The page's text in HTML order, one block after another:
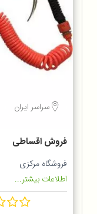
سراسر ایران
فروش اقساطی
فروشگاه مرکزی
اطلاعات بیشتر...